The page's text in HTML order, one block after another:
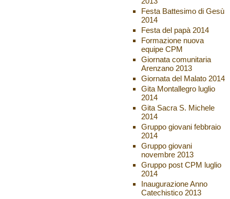
Festa Battesimo di Gesù
2014
Festa del papà 2014
Formazione nuova
equipe CPM
Giornata comunitaria
Arenzano 2013
Giornata del Malato 2014
Gita Montallegro luglio
2014
Gita Sacra S. Michele
2014
Gruppo giovani febbraio
2014
Gruppo giovani
novembre 2013
Gruppo post CPM luglio
2014
Inaugurazione Anno
Catechistico 2013